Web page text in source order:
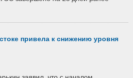
привела к снижению уровня